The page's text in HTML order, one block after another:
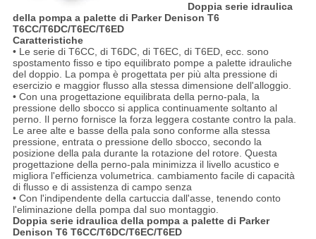
Doppia serie idraulica
della pompa a palette di Parker Denison T6
T6CC/T6DC/T6EC/T6ED
Caratteristiche
• Le serie di T6CC, di T6DC, di T6EC, di T6ED, ecc. sono
spostamento fisso e tipo equilibrato pompe a palette idrauliche
del doppio. La pompa è progettata per più alta pressione di
esercizio e maggior flusso alla stessa dimensione dell'alloggio.
• Con una progettazione equilibrata della perno-pala, la
pressione dello sbocco si applica continuamente soltanto al
perno. Il perno fornisce la forza leggera costante contro la pala.
Le aree alte e basse della pala sono conforme alla stessa
pressione, entrata o pressione dello sbocco, secondo la
posizione della pala durante la rotazione del rotore. Questa
progettazione della perno-pala minimizza il livello acustico e
migliora l'efficienza volumetrica. cambiamento facile di capacità
di flusso e di assistenza di campo senza
• Con l'indipendente della cartuccia dall'asse, tenendo conto
l'eliminazione della pompa dal suo montaggio.
Doppia serie idraulica della pompa a palette di Parker
Denison T6 T6CC/T6DC/T6EC/T6ED